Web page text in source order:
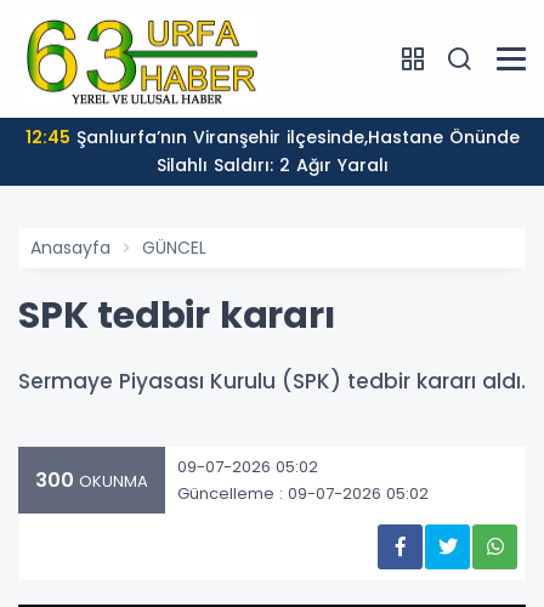
12:45
Silahlı Saldırı: 2 Ağır Yaralı
Anasayfa GÜNCEL
SPK tedbir kararı
Sermaye Piyasası Kurulu (SPK) tedbir kararı aldı.
300 OKUNMA
09-07-2026 05:02
Güncelleme : 09-07-2026 05:02